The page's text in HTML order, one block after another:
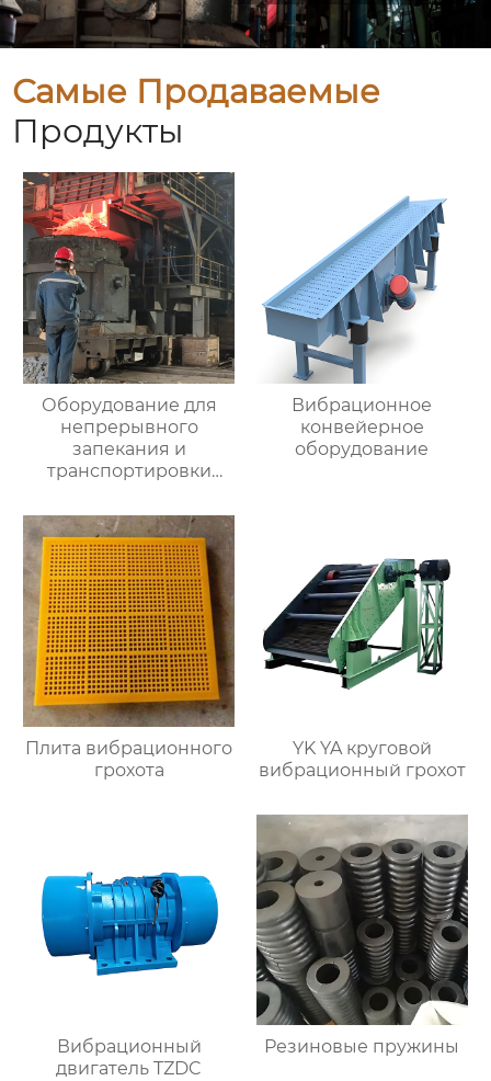
Самые Продаваемые
Продукты
Оборудование для
непрерывного
запекания и
транспортировки
конвертером и
рафинировочной
печью
Вибрационное
конвейерное
оборудование
Плита вибрационного
грохота
YK YA круговой
вибрационный грохот
Вибрационный
двигатель TZDC
Резиновые пружины